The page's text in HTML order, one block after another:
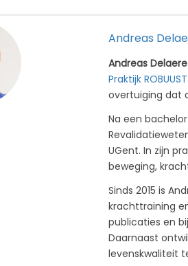
Andreas
Andreas
Praktijk ROBUUST
overtuiging dat
Na een
UGent. In zijn
beweging,
Sinds 2015 is
krachttraining
publicaties en
Daarnaast
levenskwaliteit